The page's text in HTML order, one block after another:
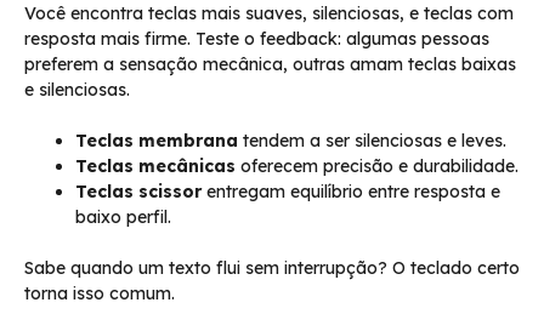
Você encontra teclas mais suaves, silenciosas, e teclas com
resposta mais firme. Teste o feedback: algumas pessoas
preferem a sensação mecânica, outras amam teclas baixas
e silenciosas.
Teclas membrana tendem a ser silenciosas e leves.
Teclas mecânicas oferecem precisão e durabilidade.
Teclas scissorentregam equilíbrio entre resposta e
baixo perfil.
Sabe quando um texto flui sem interrupção? O teclado certo
torna isso comum.